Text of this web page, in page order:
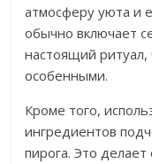
атмосферу уюта и
обычно включает
настоящий
особенными.
Кроме того,
ингредиентов
пирога. Это